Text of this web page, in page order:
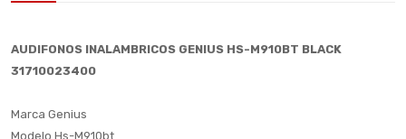
AUDIFONOS INALAMBRICOS GENIUS HS-M910BT BLACK
31710023400
Marca Genius
Modelo Hs-M910bt